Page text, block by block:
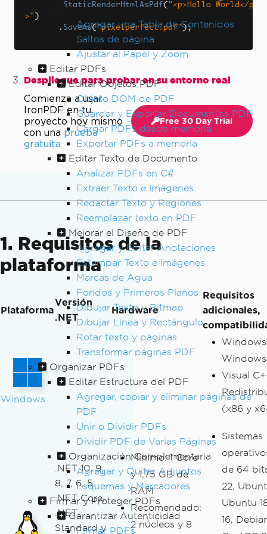
Perfeccionar Diseño PDF
Agregar una Tabla de Contenidos
Saltos de página
Ajustar al Papel y Zoom
Editar PDFs
Editar Objetos PDF
Objeto DOM de PDF
Guardar y Exportar Documentos PDF
Cargar PDFs desde memoria
Exportar PDFs a memoria
Editar Texto de Documento
Analizar PDFs en C#
Extraer Texto e Imágenes
Redactar Texto y Regiones
Reemplazar texto en PDF
Mejorar el Diseño de PDF
Agregar y Editar Anotaciones
Estampar Texto e Imágenes
Marcas de Agua
Fondos y Primeros Planos
Dibujar Texto y Bitmap
Dibujar Línea y Rectángulo
Rotar texto y páginas
Transformar páginas PDF
Organizar PDFs
Editar Estructura del PDF
Agregar, copiar y eliminar páginas de
PDF
Unir o Dividir PDFs
Dividir PDF de Varias Páginas
Organización Complementaria
Agregar y Quitar Adjuntos
Esquemas y Marcadores
Firmar y Proteger PDFs
Garantizar Autenticidad
Firmar PDFs
. StaticRenderHtmlAsPdf( "<p>Hello World</p
>" )
. SaveAs("pixelperfect.pdf");
Despliegue para probar en su entorno real
Comienza a usar
IronPDF en tu
proyecto hoy mismo
con una prueba
gratuita
Free 30 Day Trial
1. Requisitos de la
plataforma
Plataforma
Versión
.NET
Hardware
Requisitos
adicionales,
Windows
.NET 10, 9,
8, 7, 6, 5,
.NET Core,
.NET
Standard y
Mínimo: 1 Core
y 1,75 GB de
RAM
Recomendado:
2 núcleos y 8
Windows
Visual
(x86 y
Sistemas
de 64
22,
Ubuntu
16,